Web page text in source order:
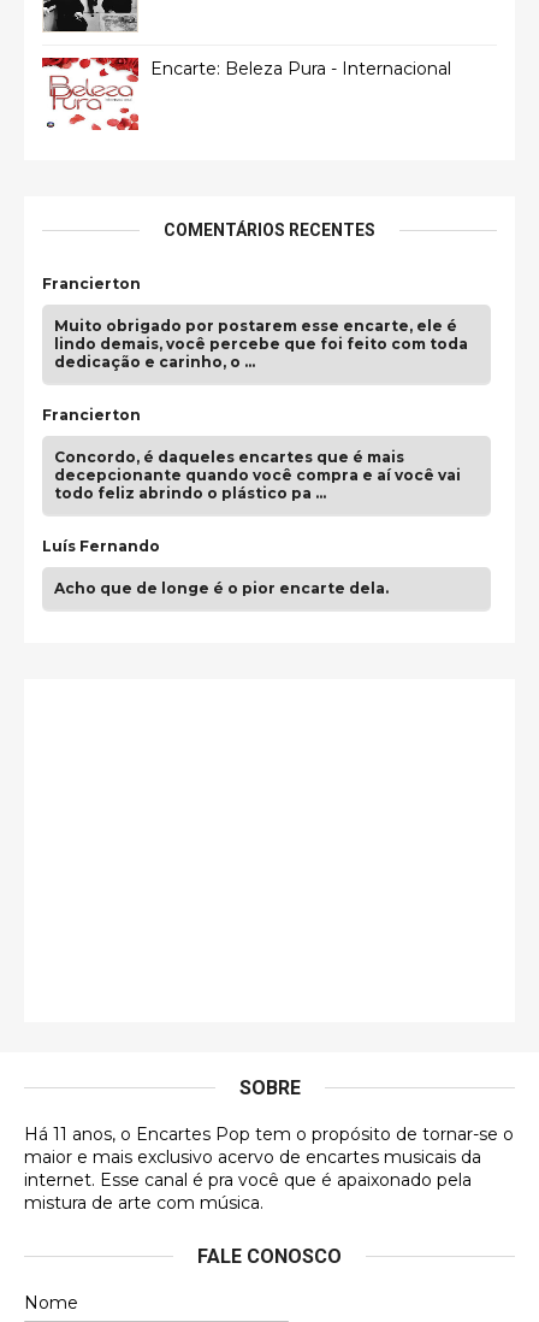
Encarte: Beleza Pura - Internacional
COMENTÁRIOS RECENTES
Francierton
Muito obrigado por postarem esse encarte, ele é
lindo demais, você percebe que foi feito com toda
dedicação e carinho, o …
Francierton
Concordo, é daqueles encartes que é mais
decepcionante quando você compra e aí você vai
todo feliz abrindo o plástico pa …
Luís Fernando
Acho que de longe é o pior encarte dela.
DVD MIDINHO
Francierton
futuras aquisições, e olhando o encarte aqui, me
SOBRE
Há 11 anos, o Encartes Pop tem o propósito de tornar-se o
maior e mais exclusivo acervo de encartes musicais da
internet. Esse canal é pra você que é apaixonado pela
mistura de arte com música.
FALE CONOSCO
Nome